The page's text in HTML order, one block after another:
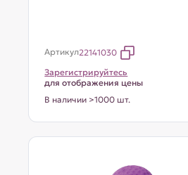
Артикул22141030
Зарегистрируйтесь
для отображения цены
В наличии >1000 шт.